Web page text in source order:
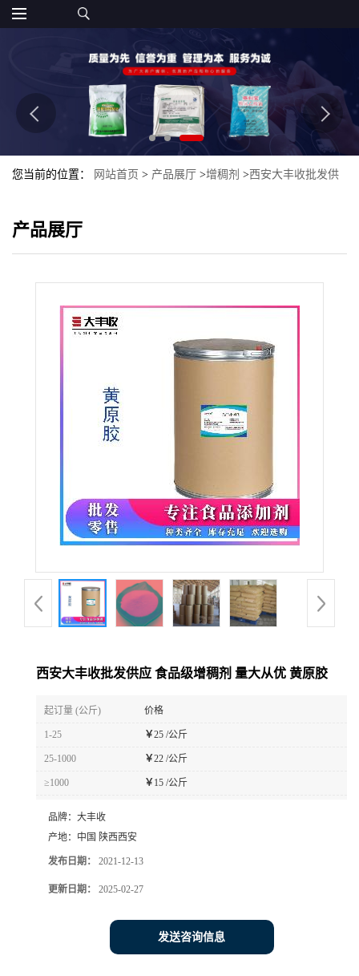
您当前的位置： 网站首页 > 产品展厅 >增稠剂 >西安大丰收批发供
产品展厅
西安大丰收批发供应 食品级增稠剂 量大从优 黄原胶
起订量 (公斤) 价格
1-25 ￥25 /公斤
25-1000 ￥22 /公斤
≥1000 ￥15 /公斤
品牌： 大丰收
产地： 中国 陕西西安
发布日期： 2021-12-13
更新日期： 2025-02-27
发送咨询信息